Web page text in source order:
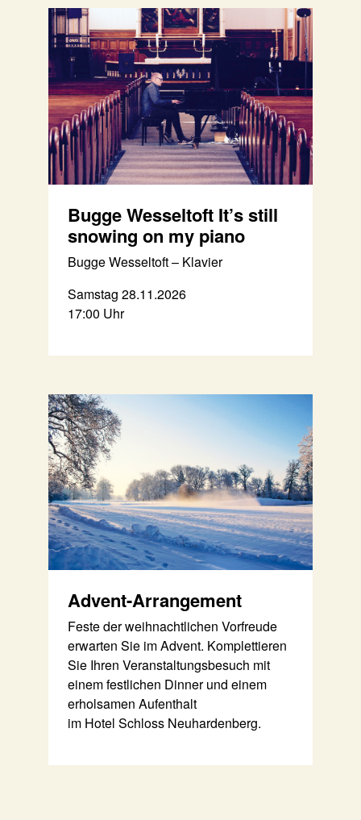
Bugge Wesseltoft It’s still
snowing on my piano
Bugge Wesseltoft – Klavier
Samstag 28.11.2026
17:00 Uhr
Advent-Arrangement
Feste der weihnachtlichen Vorfreude
erwarten Sie im Advent. Komplettieren
Sie Ihren Veranstaltungsbesuch mit
einem festlichen Dinner und einem
erholsamen Aufenthalt
im Hotel Schloss Neuhardenberg.